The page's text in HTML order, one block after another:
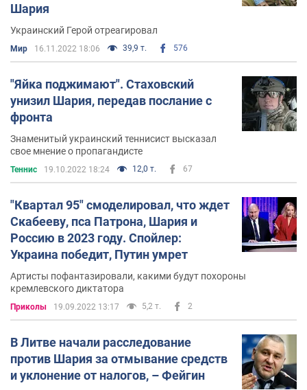
Шария
Украинский Герой отреагировал
Мир 16.11.2022 18:06 39,9 т. 576
"Яйка поджимают". Стаховский
унизил Шария, передав послание с
фронта
Знаменитый украинский теннисист высказал
свое мнение о пропагандисте
Теннис 19.10.2022 18:24 12,0 т. 67
"Квартал 95" смоделировал, что ждет
Скабееву, пса Патрона, Шария и
Россию в 2023 году. Спойлер:
Украина победит, Путин умрет
Артисты пофантазировали, какими будут похороны
кремлевского диктатора
Приколы 19.09.2022 13:17 5,2 т. 2
В Литве начали расследование
против Шария за отмывание средств
и уклонение от налогов, – Фейгин